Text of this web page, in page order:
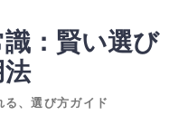
：賢い選び
、選び方ガイド